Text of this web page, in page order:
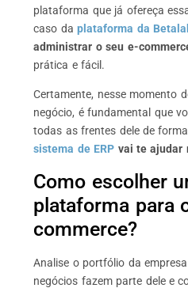
plataforma que já ofereça
caso daplataforma da
administrar o seu e-
prática e fácil.
Certamente, nesse momento
negócio, é fundamental que
todas as frentes dele de
sistema de ERP vai te ajudar
Como escolher
plataforma para
commerce?
Analise o portfólio da
negócios fazem parte dele e